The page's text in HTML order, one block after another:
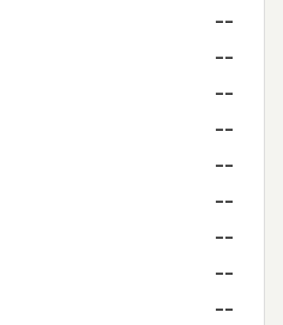
--
--
--
--
--
--
--
--
--